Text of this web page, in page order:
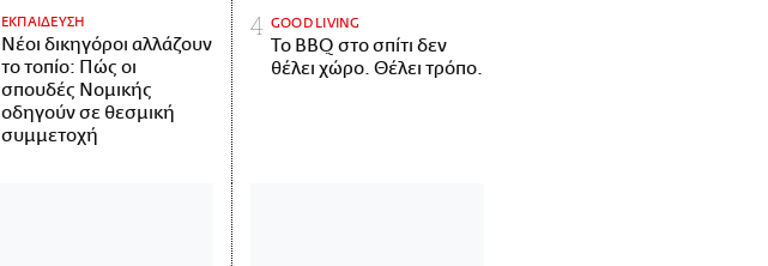
ΕΚΠΑΙΔΕΥΣΗ
Νέοι δικηγόροι αλλάζουν
το τοπίο: Πώς οι
σπουδές Νομικής
οδηγούν σε θεσμική
συμμετοχή
GOOD LIVING
Το BBQ στο σπίτι δεν
θέλει χώρο. Θέλει τρόπο.